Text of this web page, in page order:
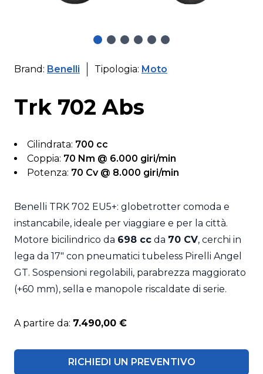
Brand: Benelli Tipologia: Moto
Trk 702 Abs
Cilindrata: 700 cc
Coppia: 70 Nm @ 6.000 giri/min
Potenza: 70 Cv @ 8.000 giri/min
Benelli TRK 702 EU5+: globetrotter comoda e
instancabile, ideale per viaggiare e per la città.
Motore bicilindrico da 698 cc da 70 CV, cerchi in
lega da 17" con pneumatici tubeless Pirelli Angel
GT. Sospensioni regolabili, parabrezza maggiorato
(+60 mm), sella e manopole riscaldate di serie.
A partire da: 7.490,00 €
RICHIEDI UN PREVENTIVO